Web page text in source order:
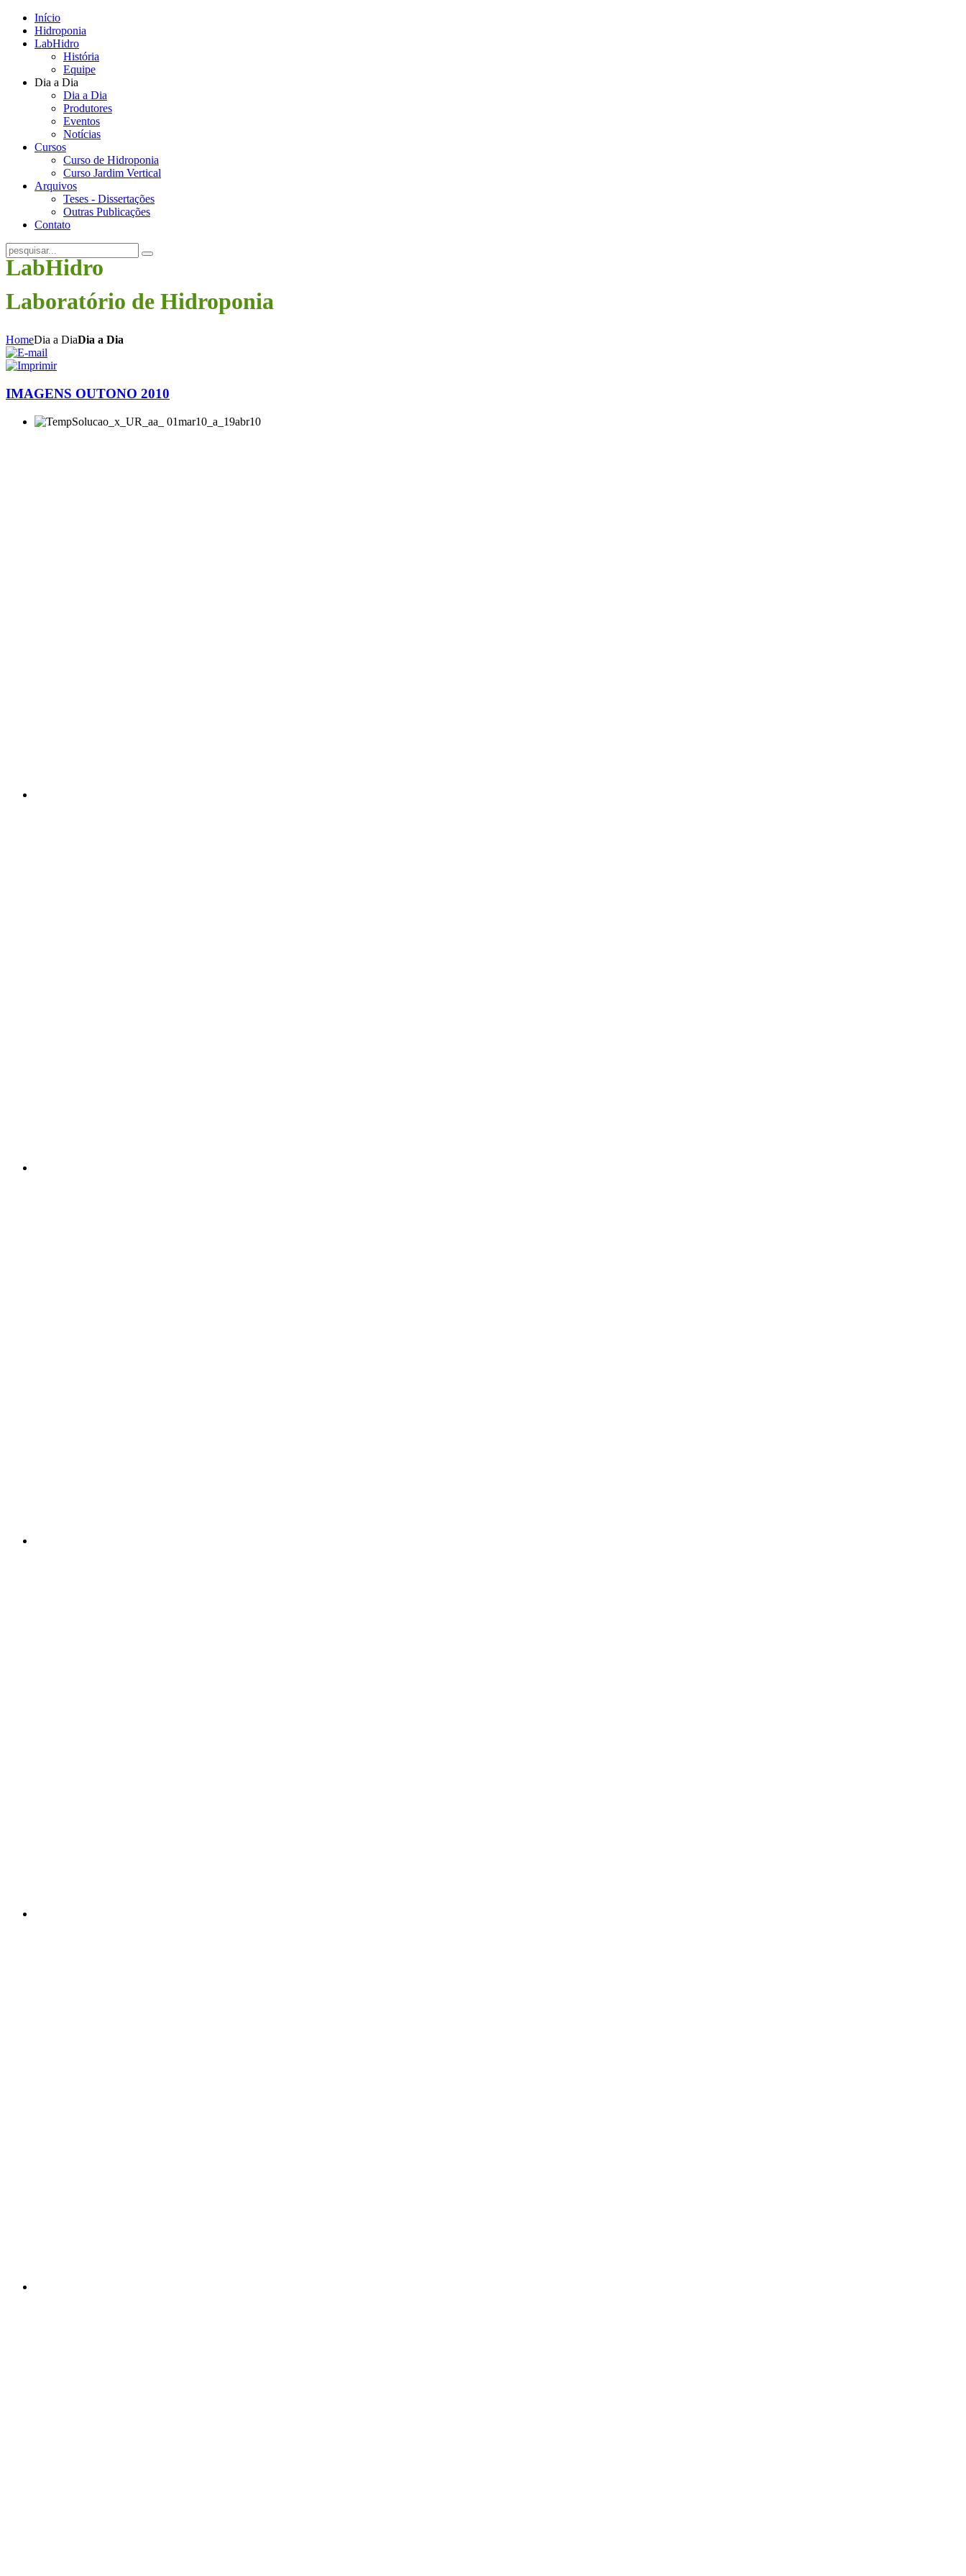
Início
Hidroponia
LabHidro
História
Equipe
Dia a Dia
Dia a Dia
Produtores
Eventos
Notícias
Cursos
Curso de Hidroponia
Curso Jardim Vertical
Arquivos
Teses - Dissertações
Outras Publicações
Contato
LabHidro
Laboratório de Hidroponia
HomeDia a DiaDia a Dia
IMAGENS OUTONO 2010